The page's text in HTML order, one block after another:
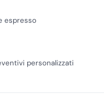
espresso
personalizzati